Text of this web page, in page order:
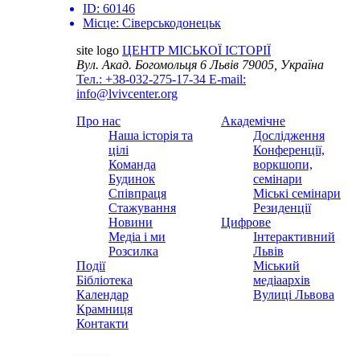
ID: 60146
Місце: Сіверськодонецьк
site logo ЦЕНТР МІСЬКОЇ ІСТОРІЇ
Вул. Акад. Богомольця 6Львів 79005, Україна
Тел.: +38-032-275-17-34 E-mail:
info@lvivcenter.org
Про нас
Наша історія та
цілі
Команда
Будинок
Співпраця
Стажування
Новини
Медіа і ми
Розсилка
Події
Бібліотека
Календар
Крамниця
Контакти
Академічне
Дослідження
Конференції,
воркшопи,
семінари
Міські семінари
Резиденції
Цифрове
Інтерактивний
Львів
Міський
медіаархів
Вулиці Львова